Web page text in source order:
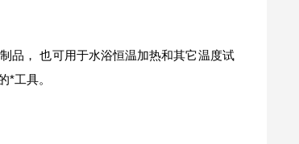
品， 也可用于水浴恒温加热和其它温度试
*工具。